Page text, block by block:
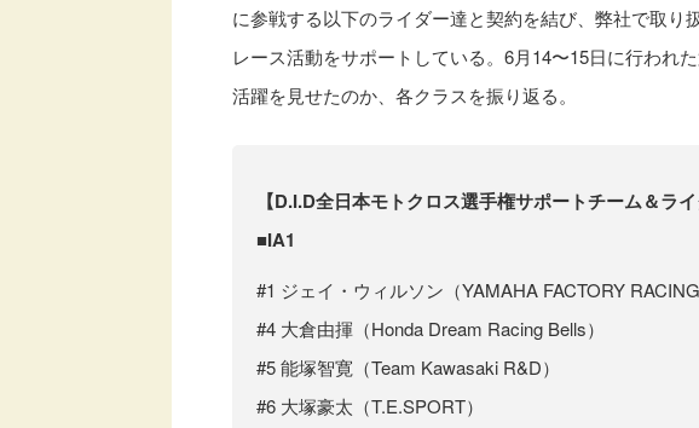
に参戦する以下のライダー達と契約を結び、弊社で取り
レース活動をサポートしている。6月14〜15日に行われ
活躍を見せたのか、各クラスを振り返る。
【D.I.D全日本モトクロス選手権サポートチーム＆ライ
■IA1
#1 ジェイ・ウィルソン（YAMAHA FACTORY RACING
#4 大倉由揮（Honda Dream Racing Bells）
#5 能塚智寛（Team Kawasaki R&D）
#6 大塚豪太（T.E.SPORT）